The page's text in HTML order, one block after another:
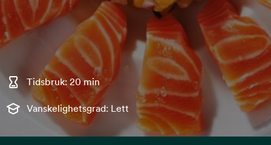
Tidsbruk: 20 min
Vanskelighetsgrad: Lett